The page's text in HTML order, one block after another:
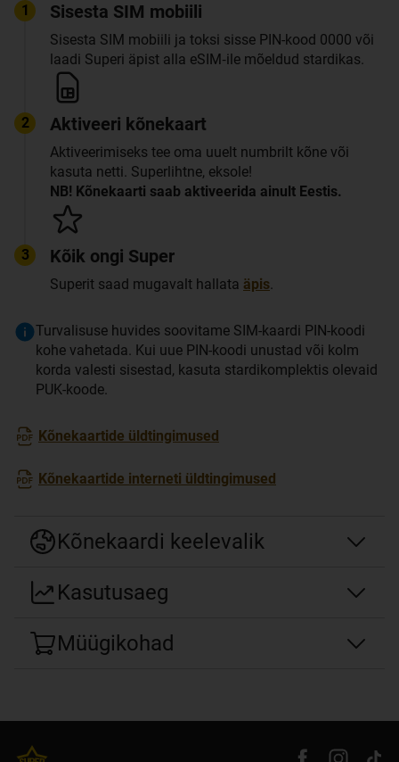
Sisesta SIM mobiili
1
Sisesta SIM mobiili ja toksi sisse PIN-kood 0000 või
laadi Superi äpist alla eSIM‑ile mõeldud stardikas.
Aktiveeri kõnekaart
2
Aktiveerimiseks tee oma uuelt numbrilt kõne või
kasuta netti. Superlihtne, eksole!
NB! Kõnekaarti saab aktiveerida ainult Eestis.
Kõik ongi Super
3
Superit saad mugavalt hallata äpis.
Turvalisuse huvides soovitame SIM-kaardi PIN-koodi
kohe vahetada. Kui uue PIN-koodi unustad või kolm
korda valesti sisestad, kasuta stardikomplektis olevaid
PUK-koode.
Kõnekaartide üldtingimused
Kõnekaartide interneti üldtingimused
Kõnekaardi keelevalik
Kasutusaeg
Müügikohad